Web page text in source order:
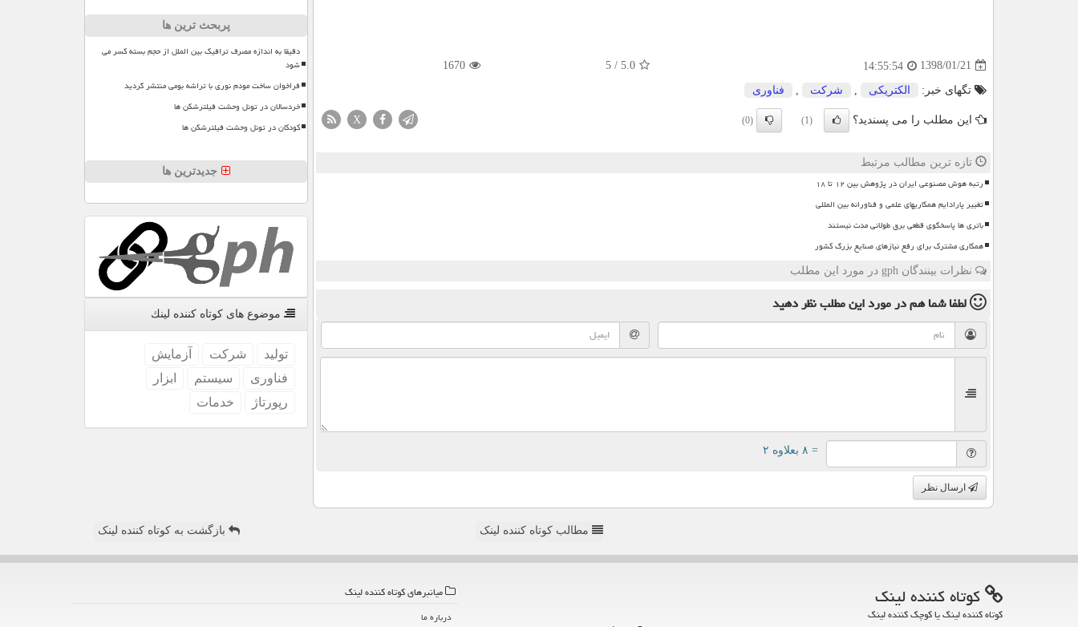
1398/01/21
14:55:54
5.0
/
5
1670
تگهای خبر: الكتریكی شركت فناوری
این مطلب را می پسندید؟ (1)
(0)
X
تازه ترین مطالب مرتبط
رتبه هوش مصنوعی ایران در پژوهش بین ۱۲ تا ۱۸
تغییر پارادایم همکاریهای علمی و فناورانه بین المللی
باتری ها پاسخگوی قطعی برق طولانی مدت نیستند
همکاری مشترک برای رفع نیازهای صنایع بزرگ کشور
نظرات بینندگان gph در مورد این مطلب
لطفا شما همدر مورد این مطلبنظر دهید
= ۸ بعلاوه ۲
ارسال نظر
پربحث ترین ها
دقیقا به اندازه مصرف ترافیک بین الملل از حجم بسته کسر می
شود
فراخوان ساخت مودم نوری با تراشه بومی منتشر گردید
خردسالان در تونل وحشت فیلترشکن ها
کودکان در تونل وحشت فیلترشکن ها
جدیدترین ها
موضوع های كوتاه كننده لینك
تولید شركت
آزمایش
فناوری
سیستم
ابزار
رپورتاژ
خدمات
مطالب کوتاه کننده لینک بازگشت به کوتاه کننده لینک
كوتاه كننده لینك
کوتاه کننده لینک یا کوچک کننده لینک
میانبرهای كوتاه كننده لینك
درباره ما